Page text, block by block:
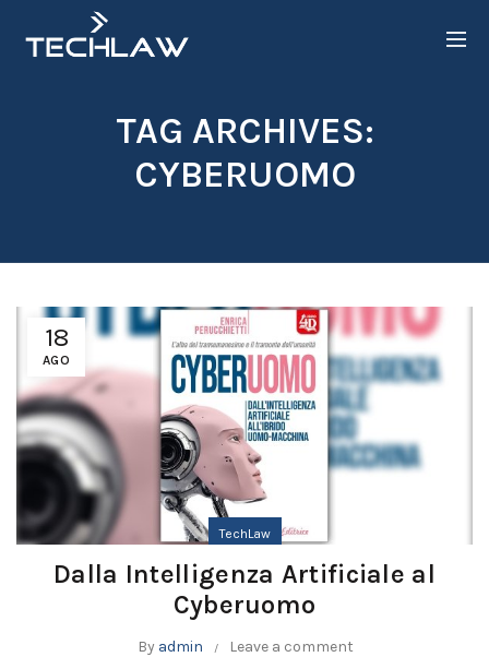
TAG ARCHIVES:
CYBERUOMO
18
AGO
TechLaw
Dalla Intelligenza Artificiale al
Cyberuomo
By admin Leave a comment